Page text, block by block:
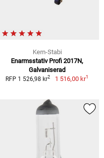
Kern-Stabi
Enarmsstativ Profi 2017N,
Galvaniserad
RFP 1 526,98 kr2 1 516,00 kr1